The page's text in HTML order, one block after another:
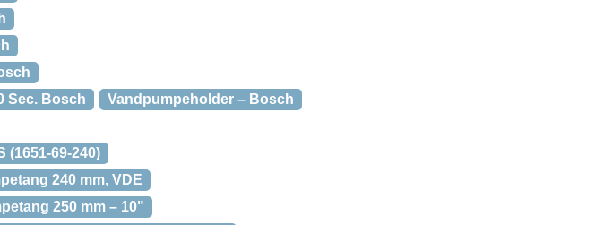
Sec. Bosch
Vandpumpeholder – Bosch
(1651-69-240)
240 mm, VDE
250 mm – 10"